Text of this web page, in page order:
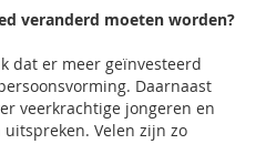
veranderd moeten worden?
dat er meer geïnvesteerd
Daarnaast
veerkrachtige jongeren en
Velen zijn zo